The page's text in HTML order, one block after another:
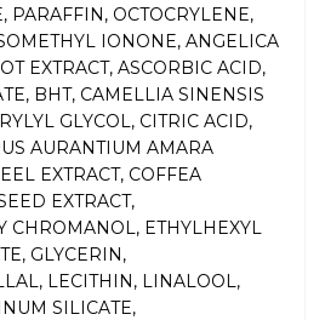
PARAFFIN, OCTOCRYLENE,
IONONE, ANGELICA
EXTRACT, ASCORBIC ACID,
BHT, CAMELLIA SINENSIS
GLYCOL, CITRIC ACID,
AURANTIUM AMARA
EXTRACT, COFFEA
EXTRACT,
CHROMANOL, ETHYLHEXYL
GLYCERIN,
LECITHIN, LINALOOL,
SILICATE,